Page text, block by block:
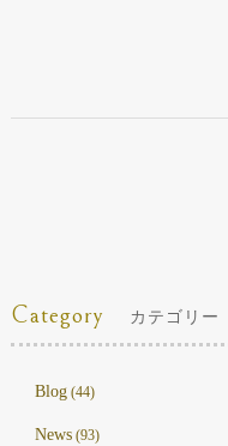
Category カテゴリー
Blog(44)
News(93)